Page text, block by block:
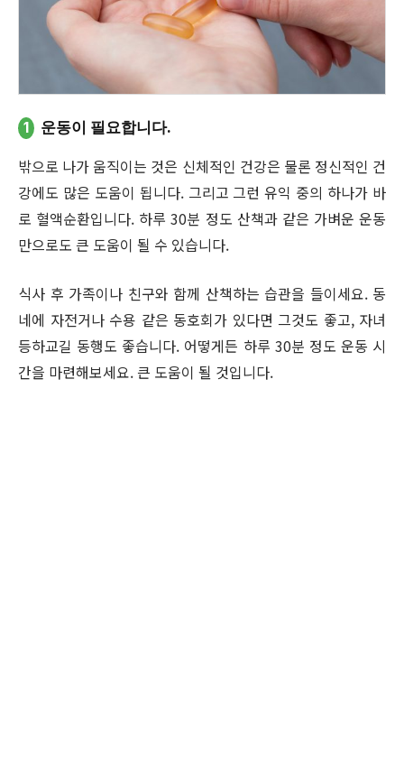
1 운동이 필요합니다.
밖으로 나가 움직이는 것은 신체적인 건강은 물론 정신적인 건
강에도 많은 도움이 됩니다. 그리고 그런 유익 중의 하나가 바
로 혈액순환입니다. 하루 30분 정도 산책과 같은 가벼운 운동
만으로도 큰 도움이 될 수 있습니다.
식사 후 가족이나 친구와 함께 산책하는 습관을 들이세요. 동
네에 자전거나 수용 같은 동호회가 있다면 그것도 좋고, 자녀
등하교길 동행도 좋습니다. 어떻게든 하루 30분 정도 운동 시
간을 마련해보세요. 큰 도움이 될 것입니다.